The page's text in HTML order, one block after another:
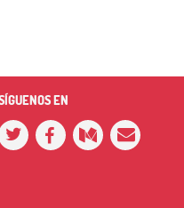
EN